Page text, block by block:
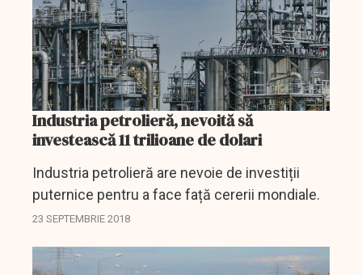
Industria petrolieră, nevoită să
investească 11 trilioane de dolari
Industria petrolieră are nevoie de investiții
puternice pentru a face față cererii mondiale.
23 SEPTEMBRIE 2018